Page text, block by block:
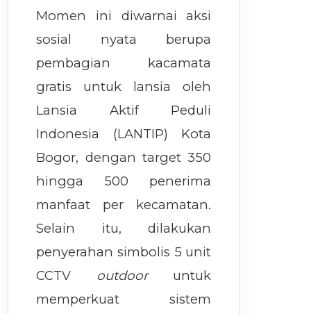
Momen ini diwarnai aksi
sosial nyata berupa
pembagian kacamata
gratis untuk lansia oleh
Lansia Aktif Peduli
Indonesia (LANTIP) Kota
Bogor, dengan target 350
hingga 500 penerima
manfaat per kecamatan.
Selain itu, dilakukan
penyerahan simbolis 5 unit
CCTV outdooruntuk
memperkuat sistem